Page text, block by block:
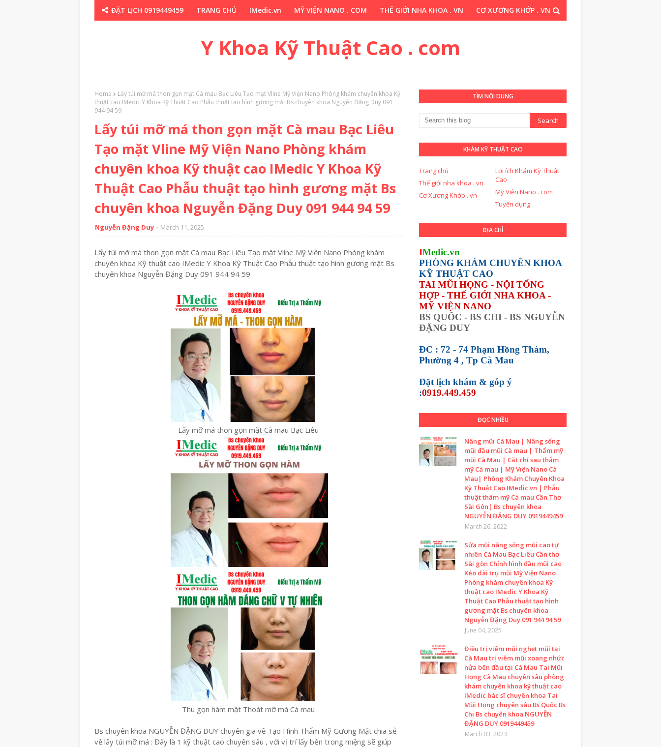
ĐẶT LỊCH 0919449459 TRANG CHỦ IMedic.vn MỸ VIỆN NANO . COM THẾ GIỚI NHA KHOA . VN CƠ XƯƠNG KHỚP . VN
Y Khoa Kỹ Thuật Cao . com
Home
Lấy túi mỡ má thon gọn mặt Cà mau Bạc Liêu Tạo mặt Vline Mỹ Viện Nano Phòng khám chuyên khoa Kỹ
thuật cao IMedic Y Khoa Kỹ Thuật Cao Phẫu thuật tạo hình gương mặt Bs chuyên khoa Nguyễn Đặng Duy 091
944 94 59
Lấy túi mỡ má thon gọn mặt Cà mau Bạc Liêu
Tạo mặt Vline Mỹ Viện Nano Phòng khám
chuyên khoa Kỹ thuật cao IMedic Y Khoa Kỹ
Thuật Cao Phẫu thuật tạo hình gương mặt Bs
chuyên khoa Nguyễn Đặng Duy 091 944 94 59
Nguyễn Đặng Duy March 11, 2025
Lấy túi mỡ má thon gọn mặt Cà mau Bạc Liêu Tạo mặt Vline Mỹ Viện Nano Phòng khám
chuyên khoa Kỹ thuật cao IMedic Y Khoa Kỹ Thuật Cao Phẫu thuật tạo hình gương mặt Bs
chuyên khoa Nguyễn Đặng Duy 091 944 94 59
Lấy mỡ má thon gọn mặt Cà mau Bạc Liêu
Thu gọn hàm mặt Thoát mỡ má Cà mau
Bs chuyên khoa NGUYỄN ĐẶNG DUY chuyên gia về Tạo Hình Thẩm Mỹ Gương Mặt chia sẻ
về lấy túi mỡ má : Đây là 1 kỹ thuật cao chuyên sâu , với vị trí lấy bên trong miệng sẽ giúp
TÌM NỘI DUNG
KHÁM KỸ THUẬT CAO
Trang chủ
Lợi ích Khám Kỹ Thuật
Cao
Thế giới nha khoa . vn
Mỹ Viện Nano . com
Cơ Xương Khớp . vn
Tuyển dụng
ĐỊA CHỈ
IMedic.vn
PHÒNG KHÁM CHUYÊN KHOA
KỸ THUẬT CAO
TAI MŨI HỌNG - NỘI TỔNG
HỢP - THẾ GIỚI NHA KHOA -
MỸ VIỆN NANO
BS QUỐC - BS CHI - BS NGUYỄN
ĐẶNG DUY
ĐC : 72 - 74 Phạm Hồng Thám,
Phường 4 , Tp Cà Mau
Đặt lịch khám & góp ý
:0919.449.459
ĐỌC NHIỀU
Nâng mũi Cà Mau | Nâng sống
mũi đầu mũi Cà mau | Thẩm mỹ
mũi Cà Mau | Cắt chỉ sau thẩm
mỹ Cà mau | Mỹ Viện Nano Cà
Mau| Phòng Khám Chuyên Khoa
Kỹ Thuật Cao IMedic.vn | Phẫu
thuật thẩm mỹ Cà mau Cần Thơ
Sài Gòn| Bs chuyên khoa
NGUYỄN ĐẶNG DUY 0919449459
March 26, 2022
Sửa mũi nâng sống mũi cao tự
nhiên Cà Mau Bạc Liêu Cần thơ
Sài gòn Chỉnh hình đầu mũi cao
Kéo dài trụ mũi Mỹ Viện Nano
Phòng khám chuyên khoa Kỹ
thuật cao IMedic Y Khoa Kỹ
Thuật Cao Phẫu thuật tạo hình
gương mặt Bs chuyên khoa
Nguyễn Đặng Duy 091 944 94 59
June 04, 2025
Điều trị viêm mũi nghẹt mũi tại
Cà Mau trị viêm mũi xoang nhức
nửa bên đầu tại Cà Mau Tai Mũi
Họng Cà Mau chuyên sâu phòng
khám chuyên khoa kỹ thuật cao
IMedic bác sĩ chuyên khoa Tai
Mũi Họng chuyên sâu Bs Quốc Bs
Chi Bs chuyên khoa NGUYỄN
ĐẶNG DUY 0919449459
March 03, 2023